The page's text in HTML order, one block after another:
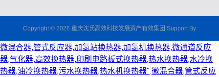
Copyright © 2026 重庆沈氏高效科技发展资产有效集团 Support By
微混合器,管式反应器,加氢站换热器,加氢机换热器,微通道反应
器,气化器,高效换热器,印刷电路板式换热器,热水换热器,水冷换
热器,油冷换热器,污水换热器,热水机换热器" 微混合器,管式反应